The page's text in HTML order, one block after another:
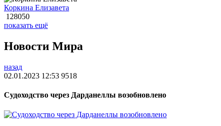
Коркина Елизавета
128050
показать ещё
Новости Мира
назад
02.01.2023 12:53 9518
Судоходство через Дарданеллы возобновлено